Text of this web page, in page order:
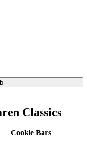
Classics
Cookie Bars